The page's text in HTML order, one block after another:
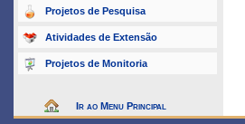
Projetos de Pesquisa
Atividades de Extensão
Projetos de Monitoria
Ir ao Menu Principal